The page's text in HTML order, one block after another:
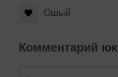
Ошый
Комментарий юк